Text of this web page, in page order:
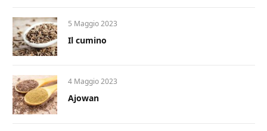
5 Maggio 2023
Il cumino
4 Maggio 2023
Ajowan